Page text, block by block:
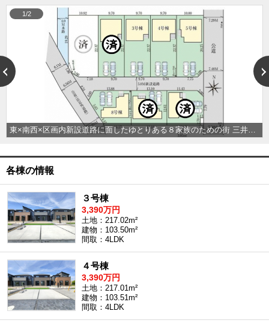
東×南西×区画内新設道路に面したゆとりある８家族のための街 三井アウトレットパーク木更津まで徒歩１３分！ 木更津金田ＩＣに程近くお車でのアクセスも便利です。
1/2
各棟の情報
３号棟
3,390万円
土地：217.02m²
建物：103.50m²
間取：4LDK
４号棟
3,390万円
土地：217.01m²
建物：103.51m²
間取：4LDK
千葉市エリアの新築一戸建
千葉市エリアの中古一戸建
千葉市エリアのマンション
千葉市エリアの土地
外房エリア
外房エリアの新築一戸建
外房エリアの中古一戸建
外房エリアのマンション
内房エリア
内房エリアのマンション
東京全域エリア
東京全域エリアの新築一戸建
東京全域エリアの中古一戸建
東京全域エリアのマンション
神奈川全域エリア
神奈川全域エリアの新築一戸建
神奈川全域エリアの中古一戸建
神奈川全域エリアのマンション